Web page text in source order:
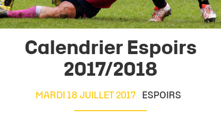
Calendrier Espoirs
2017/2018
MARDI 18 JUILLET 2017 ESPOIRS